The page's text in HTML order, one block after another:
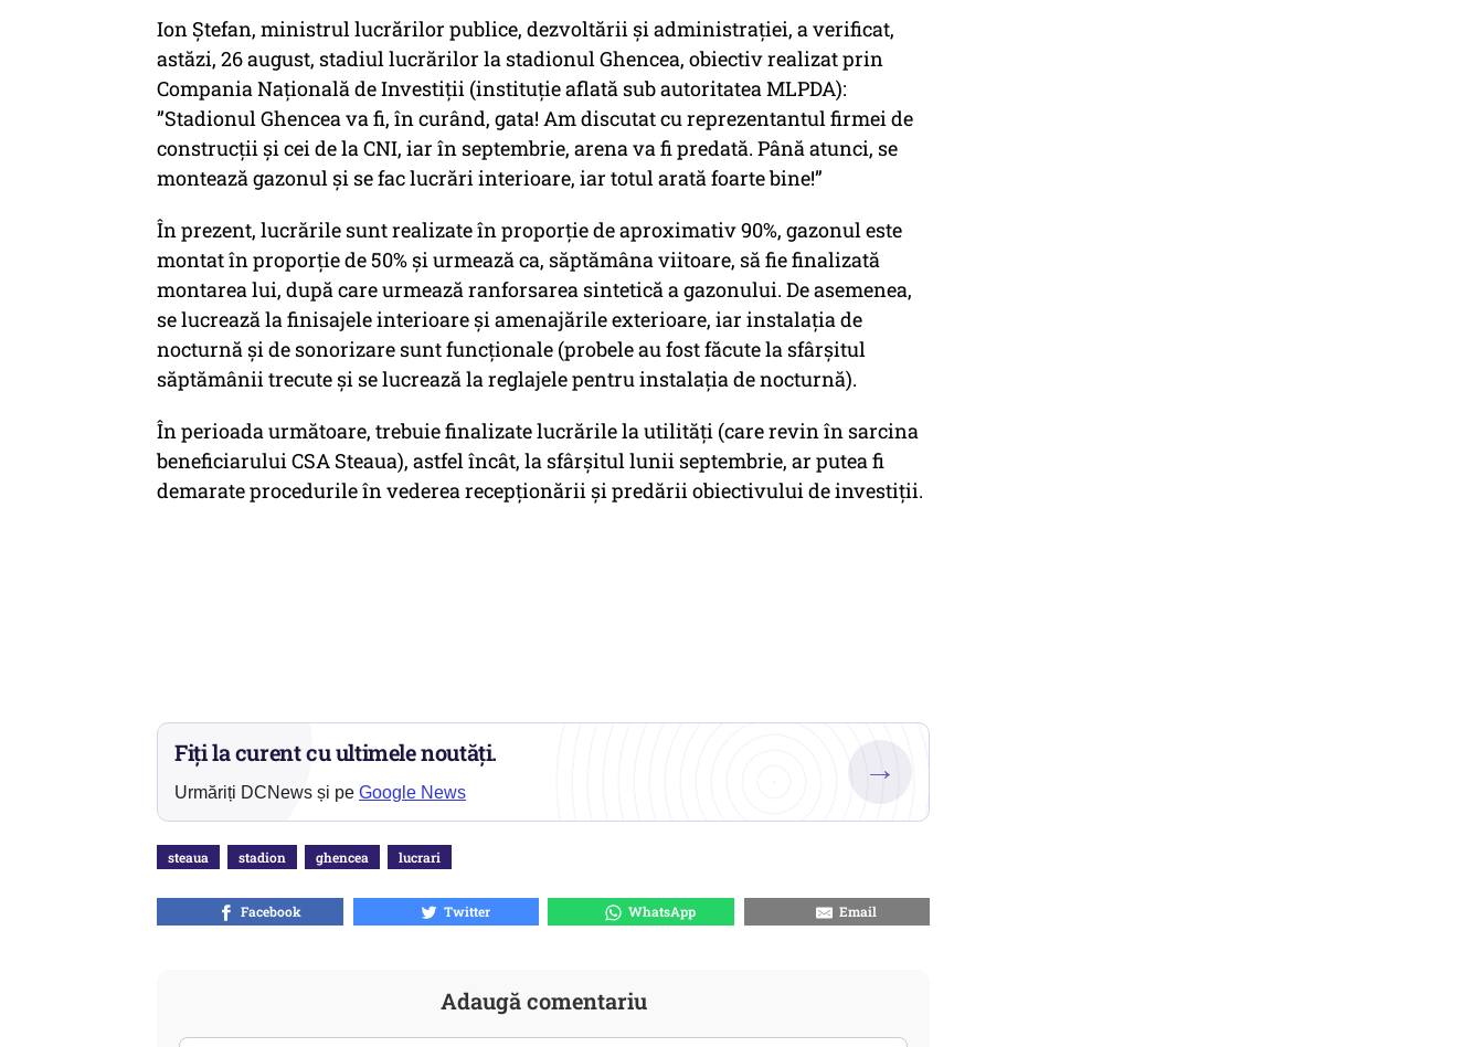
Ion Ștefan, ministrul lucrărilor publice, dezvoltării și administrației, a verificat,
astăzi, 26 august, stadiul lucrărilor la stadionul Ghencea, obiectiv realizat prin
Compania Națională de Investiții (instituție aflată sub autoritatea MLPDA):
”Stadionul Ghencea va fi, în curând, gata! Am discutat cu reprezentantul firmei de
construcții și cei de la CNI, iar în septembrie, arena va fi predată. Până atunci, se
montează gazonul și se fac lucrări interioare, iar totul arată foarte bine!”
În prezent, lucrările sunt realizate în proporție de aproximativ 90%, gazonul este
montat în proporție de 50% și urmează ca, săptămâna viitoare, să fie finalizată
montarea lui, după care urmează ranforsarea sintetică a gazonului. De asemenea,
se lucrează la finisajele interioare și amenajările exterioare, iar instalația de
nocturnă și de sonorizare sunt funcționale (probele au fost făcute la sfârșitul
săptămânii trecute și se lucrează la reglajele pentru instalația de nocturnă).
În perioada următoare, trebuie finalizate lucrările la utilități (care revin în sarcina
beneficiarului CSA Steaua), astfel încât, la sfârșitul lunii septembrie, ar putea fi
demarate procedurile în vederea recepționării și predării obiectivului de investiții.
Fiți la curent cu ultimele noutăți.
Urmăriți DCNews și pe Google News
→
steaua stadion ghencea lucrari
Facebook Twitter WhatsApp Email
Adaugă comentariu